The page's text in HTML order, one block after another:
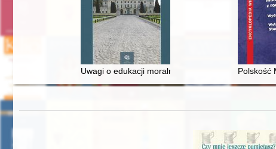
Uwagi o edukacji moralnej synów szlacheckich w
Polskość